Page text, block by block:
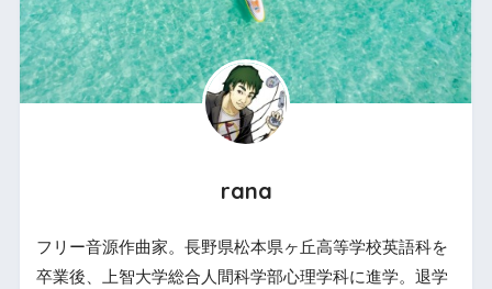
rana
フリー音源作曲家。長野県松本県ヶ丘高等学校英語科を
卒業後、上智大学総合人間科学部心理学科に進学。退学